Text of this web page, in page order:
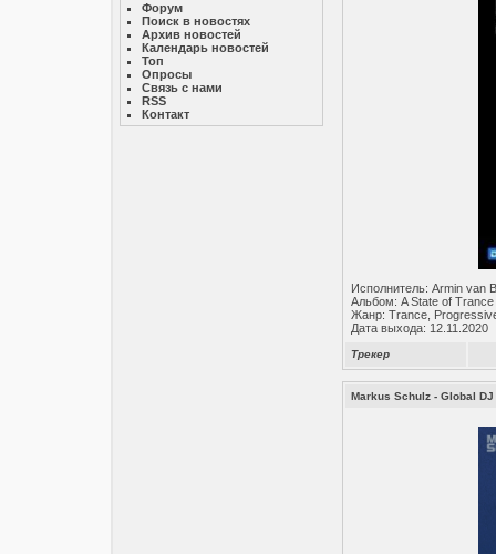
Форум
Поиск в новостях
Архив новостей
Календарь новостей
Топ
Опросы
Связь с нами
RSS
Контакт
Исполнитель: Armin van
Альбом: A State of Trance
Жанр: Trance,
Дата выхода: 12.11.2020
Трекер
Markus Schulz - Global